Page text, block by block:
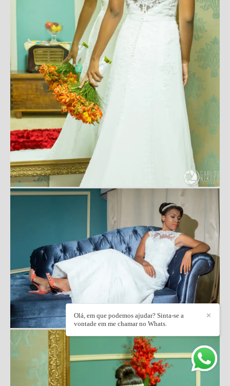
✕
Olá, em que podemos ajudar? Sinta-se a
vontade em me chamar no Whats.